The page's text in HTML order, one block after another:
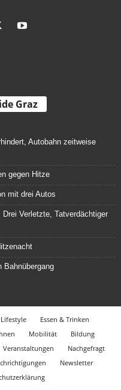
Graz
Autobahn zeitweise
gegen Hitze
mit drei Autos
Verletzte, Tatverdächtiger
Bahnübergang
Essen & Trinken
Mobilität
Bildung
Veranstaltungen
Nachgefragt
Newsletter